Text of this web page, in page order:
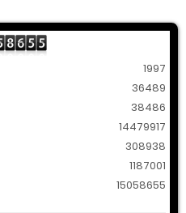
1997
36489
38486
14479917
308938
1187001
15058655